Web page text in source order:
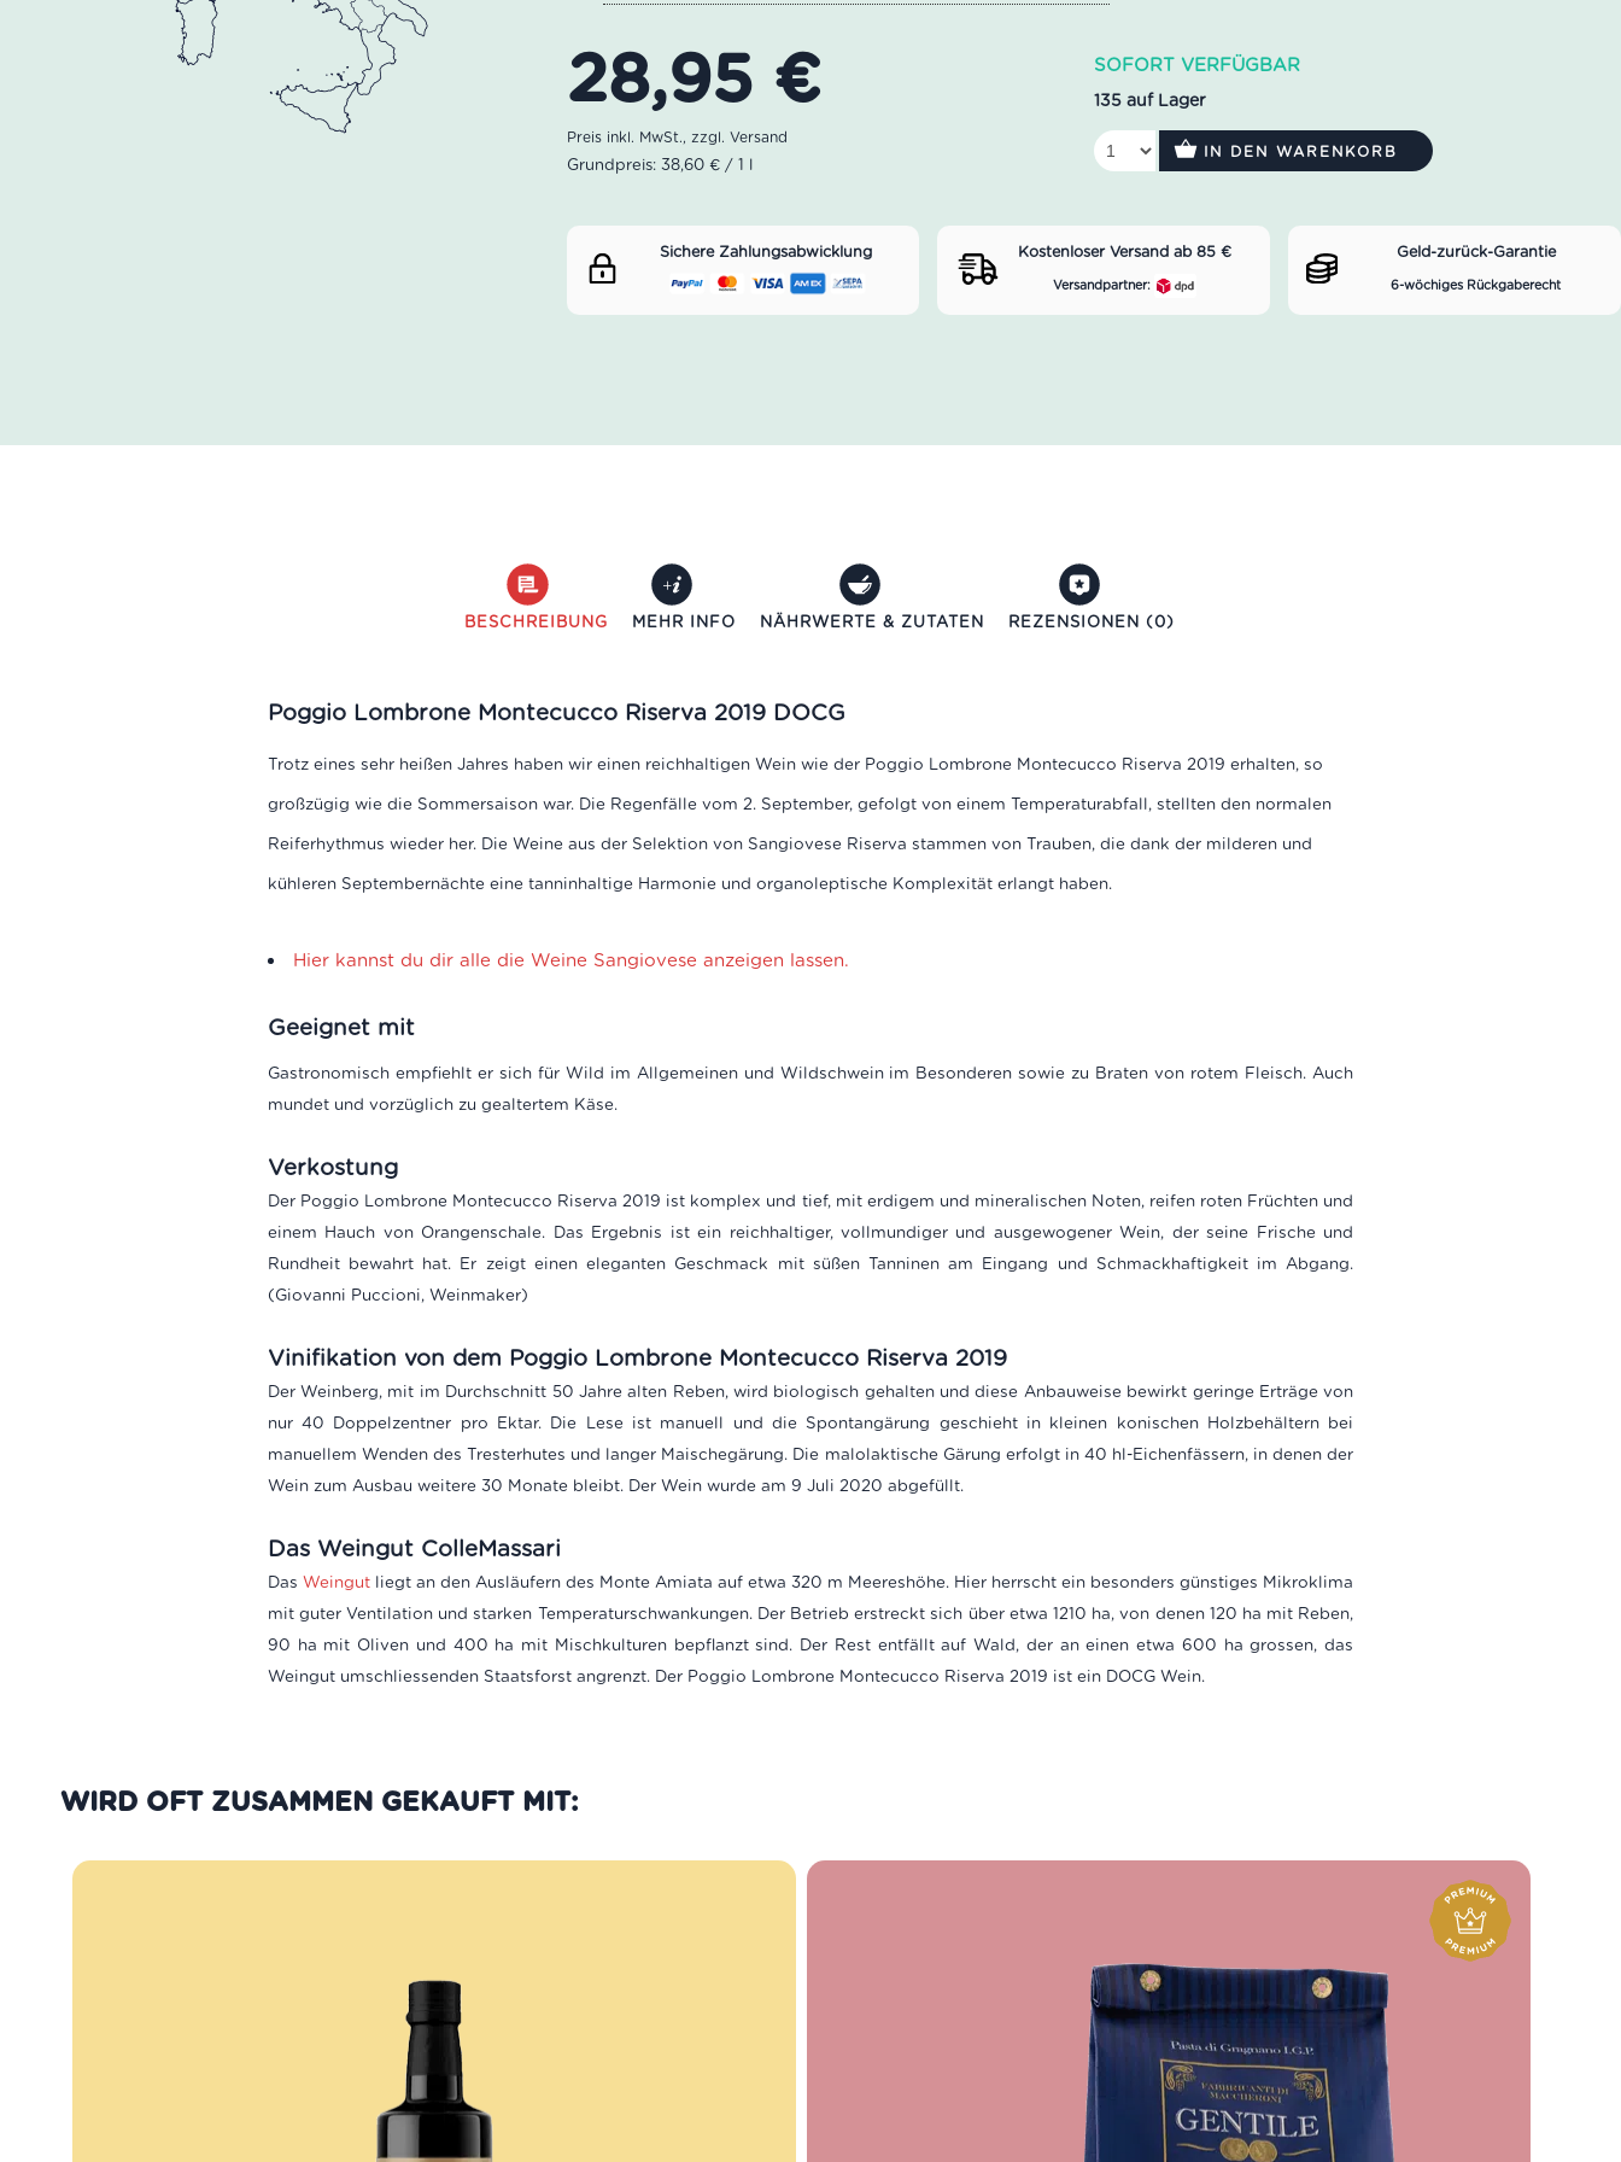
28,95 €
Grundpreis: 38,60 € / 1 l
SOFORT VERFÜGBAR
135 auf Lager
IN DEN WARENKORB
Sichere Zahlungsabwicklung Kostenloser Versand ab 85 €
Versandpartner:
Geld-zurück-Garantie
6-wöchiges Rückgaberecht
BESCHREIBUNG MEHR INFO NÄHRWERTE & ZUTATEN REZENSIONEN (0)
Poggio Lombrone Montecucco Riserva 2019 DOCG
Trotz eines sehr heißen Jahres haben wir einen reichhaltigen Wein wie der Poggio Lombrone Montecucco Riserva 2019 erhalten, so
großzügig wie die Sommersaison war. Die Regenfälle vom 2. September, gefolgt von einem Temperaturabfall, stellten den normalen
Reiferhythmus wieder her. Die Weine aus der Selektion von Sangiovese Riserva stammen von Trauben, die dank der milderen und
kühleren Septembernächte eine tanninhaltige Harmonie und organoleptische Komplexität erlangt haben.
Hier kannst du dir alle die Weine Sangiovese anzeigen lassen.
Geeignet mit
Gastronomisch empfiehlt er sich für Wild im Allgemeinen und Wildschwein im Besonderen sowie zu Braten von rotem Fleisch. Auch
mundet und vorzüglich zu gealtertem Käse.
Verkostung
Der Poggio Lombrone Montecucco Riserva 2019 ist komplex und tief, mit erdigem und mineralischen Noten, reifen roten Früchten und
einem Hauch von Orangenschale. Das Ergebnis ist ein reichhaltiger, vollmundiger und ausgewogener Wein, der seine Frische und
Rundheit bewahrt hat. Er zeigt einen eleganten Geschmack mit süßen Tanninen am Eingang und Schmackhaftigkeit im Abgang.
(Giovanni Puccioni, Weinmaker)
Vinifikation von dem Poggio Lombrone Montecucco Riserva 2019
Der Weinberg, mit im Durchschnitt 50 Jahre alten Reben, wird biologisch gehalten und diese Anbauweise bewirkt geringe Erträge von
nur 40 Doppelzentner pro Ektar. Die Lese ist manuell und die Spontangärung geschieht in kleinen konischen Holzbehältern bei
manuellem Wenden des Tresterhutes und langer Maischegärung. Die malolaktische Gärung erfolgt in 40 hl-Eichenfässern, in denen der
Wein zum Ausbau weitere 30 Monate bleibt. Der Wein wurde am 9 Juli 2020 abgefüllt.
Das Weingut ColleMassari
Das Weingutliegt an den Ausläufern des Monte Amiata auf etwa 320 m Meereshöhe. Hier herrscht ein besonders günstiges Mikroklima
mit guter Ventilation und starken Temperaturschwankungen. Der Betrieb erstreckt sich über etwa 1210 ha, von denen 120 ha mit Reben,
90 ha mit Oliven und 400 ha mit Mischkulturen bepflanzt sind. Der Rest entfällt auf Wald, der an einen etwa 600 ha grossen, das
Weingut umschliessenden Staatsforst angrenzt. Der Poggio Lombrone Montecucco Riserva 2019 ist ein DOCG Wein.
WIRD OFT ZUSAMMEN GEKAUFT MIT: